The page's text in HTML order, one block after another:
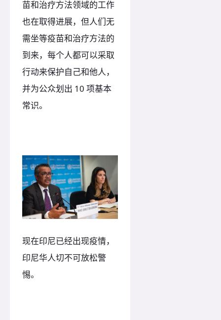
苗和治疗方法领域的工作
也在取得进展，但人们无
需坐等疫苗和治疗方法的
到来，每个人都可以采取
行动来保护自己和他人，
并为公众划出 10 项基本
常识。
现在印尼已经出现疫情，
印尼华人切不可放松警
惕。